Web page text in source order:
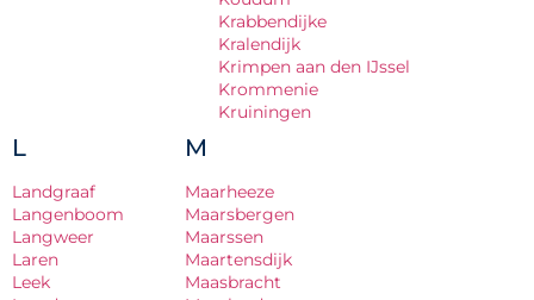
Krabbendijke
Kralendijk
Krimpen aan den IJssel
Krommenie
Kruiningen
L
Landgraaf
Langenboom
Langweer
Laren
Leek
M
Maarheeze
Maarsbergen
Maarssen
Maartensdijk
Maasbracht